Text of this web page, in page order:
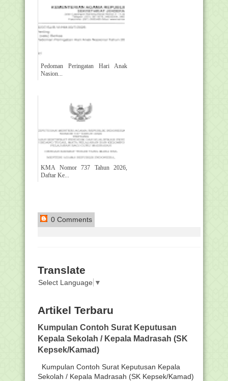
Pedoman Peringatan Hari Anak
Nasion...
KMA Nomor 737 Tahun 2026,
Daftar Ke...
0 Comments
Translate
Select Language ▼
Artikel Terbaru
Kumpulan Contoh Surat Keputusan
Kepala Sekolah / Kepala Madrasah (SK
Kepsek/Kamad)
Kumpulan Contoh Surat Keputusan Kepala
Sekolah / Kepala Madrasah (SK Kepsek/Kamad)